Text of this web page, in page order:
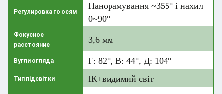
Регулировка по осям
Панорамування ~355° і нахил
0~90°
Фокусное
расстояние
3,6 мм
Вугли огляда Г: 82°, В: 44°, Д: 104°
Тип підсвітки ІК+видимий світ